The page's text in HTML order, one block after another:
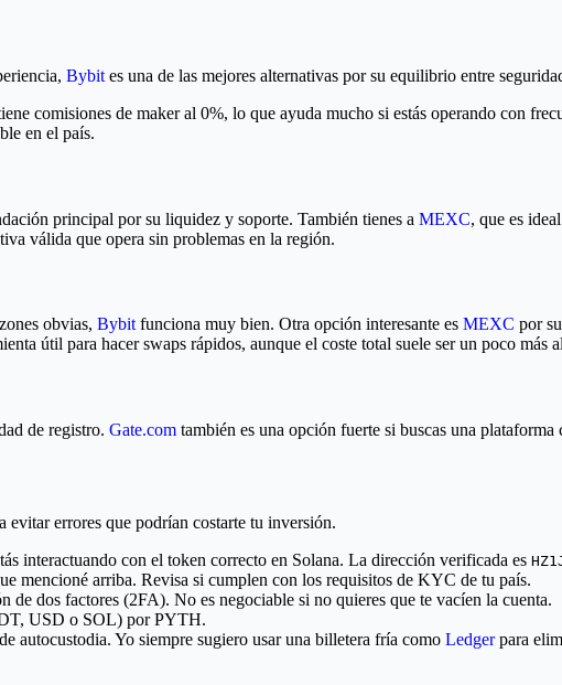
Bybit es una de las mejores alternativas por su equilibrio entre
comisiones de maker al 0%, lo que ayuda mucho si estás operando con
en el país.
principal por su liquidez y soporte. También tienes a MEXC, que es
válida que opera sin problemas en la región.
obvias, Bybit funciona muy bien. Otra opción interesante es MEXC por
útil para hacer swaps rápidos, aunque el coste total suele ser un poco más
de registro. Gate.com también es una opción fuerte si buscas una
evitar errores que podrían costarte tu inversión.
interactuando con el token correcto en Solana. La dirección verificada es
mencioné arriba. Revisa si cumplen con los requisitos de KYC de tu país.
dos factores (2FA). No es negociable si no quieres que te vacíen la cuenta.
USD o SOL) por PYTH.
autocustodia. Yo siempre sugiero usar una billetera fría como Ledgerpara